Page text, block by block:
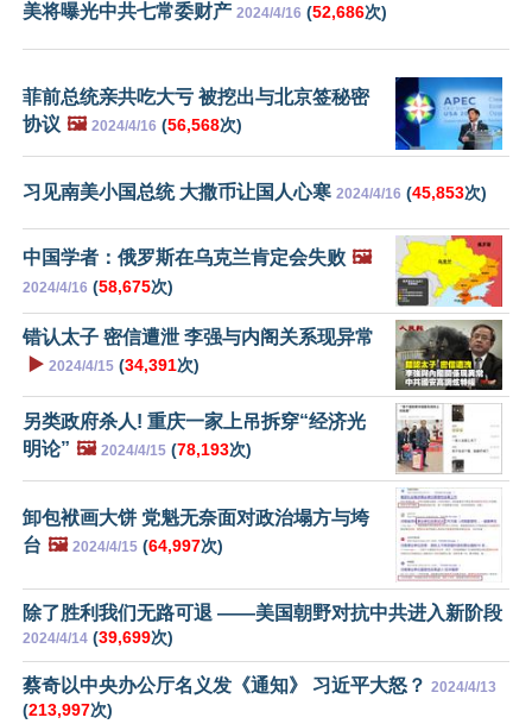
美将曝光中共七常委财产 2024/4/16 (52,686次)
菲前总统亲共吃大亏 被挖出与北京签秘密
协议 🖼️ 2024/4/16 (56,568次)
习见南美小国总统 大撒币让国人心寒 2024/4/16 (45,853次)
中国学者：俄罗斯在乌克兰肯定会失败 🖼️
2024/4/16 (58,675次)
错认太子 密信遭泄 李强与内阁关系现异常
▶️ 2024/4/15 (34,391次)
另类政府杀人! 重庆一家上吊拆穿“经济光
明论” 🖼️ 2024/4/15 (78,193次)
卸包袱画大饼 党魁无奈面对政治塌方与垮
台 🖼️ 2024/4/15 (64,997次)
除了胜利我们无路可退 ——美国朝野对抗中共进入新阶段
2024/4/14 (39,699次)
蔡奇以中央办公厅名义发《通知》 习近平大怒？ 2024/4/13
(213,997次)